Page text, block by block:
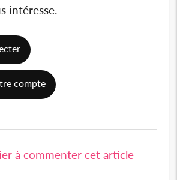
intéresse.
compte
à commenter cet article